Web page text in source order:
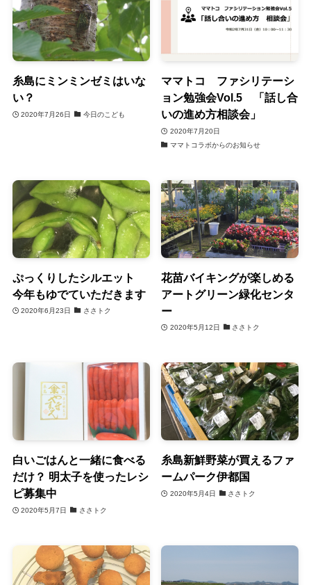
糸島にミンミンゼミはいな
い？
2020年7月26日 今日のこども
ママトコ ファシリテーシ
ョン勉強会Vol.5 「話し合
いの進め方相談会」
2020年7月20日
ママトコラボからのお知らせ
ぷっくりしたシルエット
今年もゆでていただきます
2020年6月23日 ささトク
花苗バイキングが楽しめる
アートグリーン緑化センタ
ー
2020年5月12日 ささトク
白いごはんと一緒に食べる
だけ？ 明太子を使ったレシ
ピ募集中
2020年5月7日 ささトク
糸島新鮮野菜が買えるファ
ームパーク伊都国
2020年5月4日 ささトク